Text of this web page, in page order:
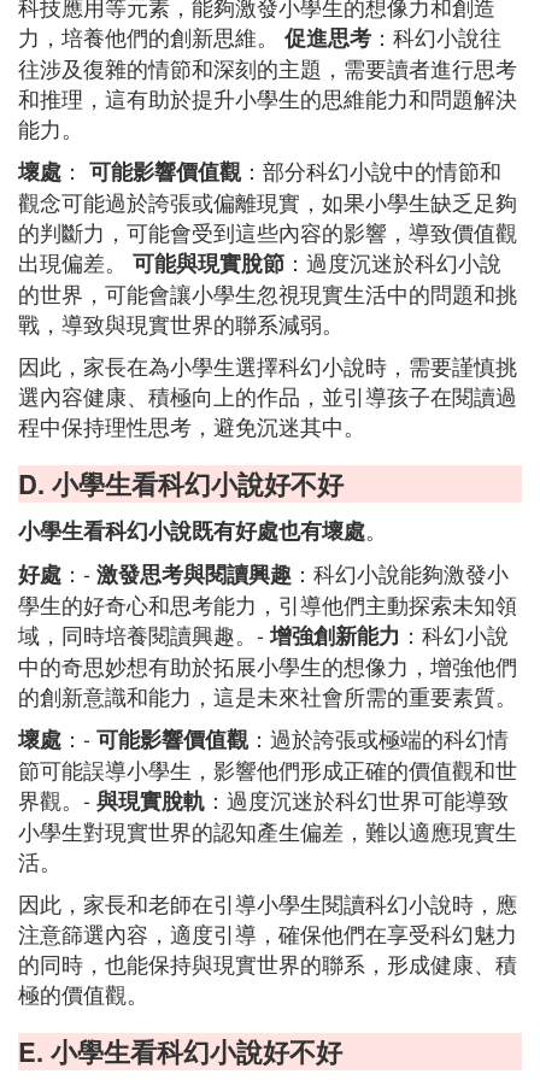
力，培養他們的創新思維。 促進思考 ：科幻小說往
往涉及復雜的情節和深刻的主題，需要讀者進行思考
和推理，這有助於提升小學生的思維能力和問題解決
能力。
壞處 ： 可能影響價值觀：部分科幻小說中的情節和
觀念可能過於誇張或偏離現實，如果小學生缺乏足夠
的判斷力，可能會受到這些內容的影響，導致價值觀
出現偏差。 可能與現實脫節 ：過度沉迷於科幻小說
的世界，可能會讓小學生忽視現實生活中的問題和挑
戰，導致與現實世界的聯系減弱。
因此，家長在為小學生選擇科幻小說時，需要謹慎挑
選內容健康、積極向上的作品，並引導孩子在閱讀過
程中保持理性思考，避免沉迷其中。
D. 小學生看科幻小說好不好
小學生看科幻小說既有好處也有壞處。
好處 ：- 激發思考與閱讀興趣 ：科幻小說能夠激發小
學生的好奇心和思考能力，引導他們主動探索未知領
域，同時培養閱讀興趣。-增強創新能力 ：科幻小說
中的奇思妙想有助於拓展小學生的想像力，增強他們
的創新意識和能力，這是未來社會所需的重要素質。
壞處 ：- 可能影響價值觀：過於誇張或極端的科幻情
節可能誤導小學生，影響他們形成正確的價值觀和世
界觀。- 與現實脫軌 ：過度沉迷於科幻世界可能導致
小學生對現實世界的認知產生偏差，難以適應現實生
活。
因此，家長和老師在引導小學生閱讀科幻小說時，應
注意篩選內容，適度引導，確保他們在享受科幻魅力
的同時，也能保持與現實世界的聯系，形成健康、積
極的價值觀。
E. 小學生看科幻小說好不好